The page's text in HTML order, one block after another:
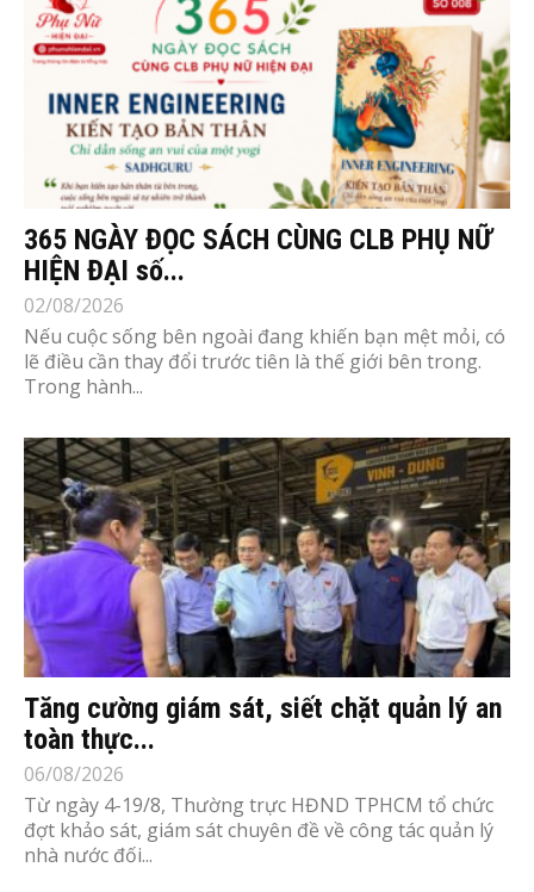
365 NGÀY ĐỌC SÁCH CÙNG CLB PHỤ NỮ
HIỆN ĐẠI số...
02/08/2026
Nếu cuộc sống bên ngoài đang khiến bạn mệt mỏi, có
lẽ điều cần thay đổi trước tiên là thế giới bên trong.
Trong hành...
Tăng cường giám sát, siết chặt quản lý an
toàn thực...
06/08/2026
Từ ngày 4-19/8, Thường trực HĐND TPHCM tổ chức
đợt khảo sát, giám sát chuyên đề về công tác quản lý
nhà nước đối...